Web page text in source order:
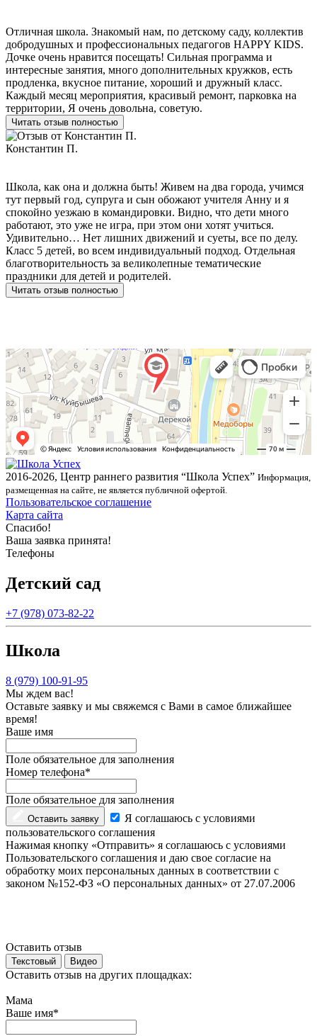
Отличная школа. Знакомый нам, по детскому саду, коллектив
добродушных и профессиональных педагогов HAPPY KIDS.
Дочке очень нравится посещать! Сильная программа и
интересные занятия, много дополнительных кружков, есть
продленка, вкусное питание, хороший и дружный класс.
Каждый месяц мероприятия, красивый ремонт, парковка на
территории, Я очень довольна, советую.
Читать отзыв полностью
Константин П.
Школа, как она и должна быть! Живем на два города, учимся
тут первый год, супруга и сын обожают учителя Анну и я
спокойно уезжаю в командировки. Видно, что дети много
работают, это уже не игра, при этом они хотят учиться.
Удивительно… Нет лишних движений и суеты, все по делу.
Класс 5 детей, во всем индивидуальный подход. Отдельная
благотворительность за великолепные тематические
праздники для детей и родителей.
Читать отзыв полностью
2016-2026, Центр раннего развития “Школа Успех” Информация,
размещенная на сайте, не является публичной офертой.
Пользовательское соглашение
Карта сайта
Спасибо!
Ваша заявка принята!
Телефоны
Детский сад
+7 (978) 073-82-22
Школа
8 (979) 100-91-95
Мы ждем вас!
Оставьте заявку и мы свяжемся с Вами в самое ближайшее
время!
Ваше имя
Поле обязательное для заполнения
Номер телефона*
Поле обязательное для заполнения
Оставить заявку
Я соглашаюсь с условиями
пользовательского соглашения
Нажимая кнопку «Отправить» я соглашаюсь с условиями
Пользовательского соглашения и даю свое согласие на
обработку моих персональных данных в соответствии с
законом №152-ФЗ «О персональных данных» от 27.07.2006
Оставить отзыв
Текстовый Видео
Оставить отзыв на других площадках:
Мама
Ваше имя*